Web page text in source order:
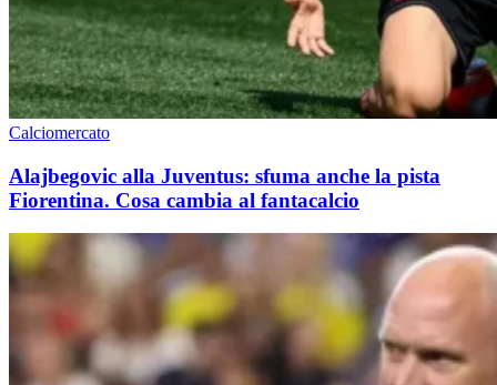
Calciomercato
Alajbegovic alla Juventus: sfuma anche la pista
Fiorentina. Cosa cambia al fantacalcio